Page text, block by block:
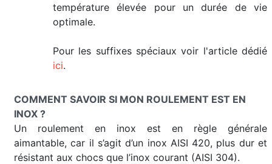
température élevée pour un durée de vie
optimale.
Pour les suffixes spéciaux voir l'article dédié
ici.
COMMENT SAVOIR SI MON ROULEMENT EST EN
INOX ?
Un roulement en inox est en règle générale
aimantable, car il s’agit d’un inox AISI 420, plus dur et
résistant aux chocs que l’inox courant (AISI 304).